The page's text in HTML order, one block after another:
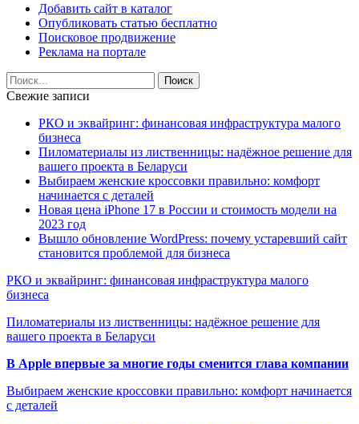
Добавить сайт в каталог
Опубликовать статью бесплатно
Поисковое продвижение
Реклама на портале
Свежие записи
РКО и эквайринг: финансовая инфраструктура малого
бизнеса
Пиломатериалы из лиственницы: надёжное решение для
вашего проекта в Беларуси
Выбираем женские кроссовки правильно: комфорт
начинается с деталей
Новая цена iPhone 17 в России и стоимость модели на
2023 год
Вышло обновление WordPress: почему устаревший сайт
становится проблемой для бизнеса
РКО и эквайринг: финансовая инфраструктура малого
бизнеса
Пиломатериалы из лиственницы: надёжное решение для
вашего проекта в Беларуси
В Apple впервые за многие годы сменится глава компании
Выбираем женские кроссовки правильно: комфорт начинается
с деталей